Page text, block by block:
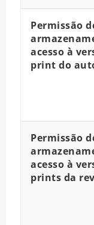
Permissão
acesso à
print do
Permissão
acesso à
prints da